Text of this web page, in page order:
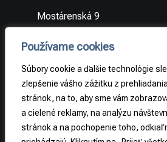
Používame cookies
Súbory cookie a ďalšie technológie
zlepšenie vášho zážitku z
stránok, na to, aby sme vám
a cielené reklamy, na analýzu
stránok a na pochopenie toho, odkiaľ
Mostárenská 9
republika
PRÁVNE
INFORMÁCIE